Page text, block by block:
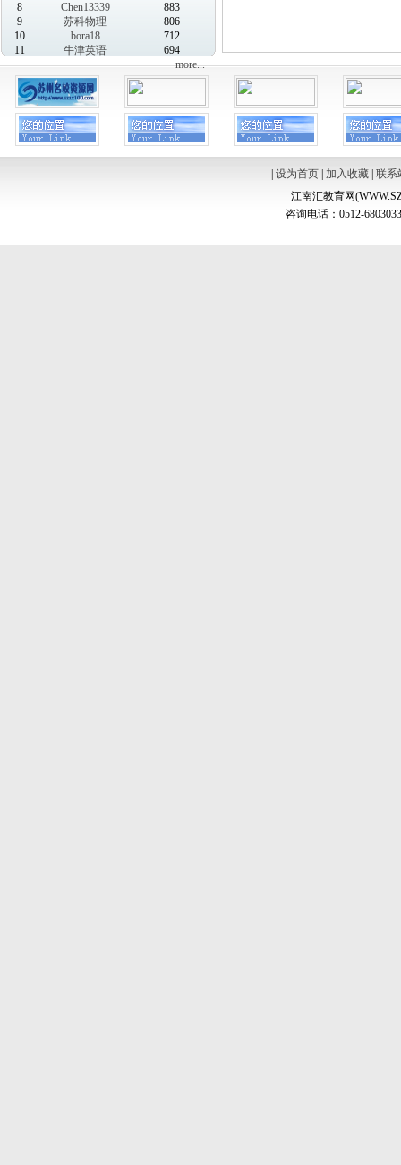
8
Chen13339
883
9
苏科物理
806
10
bora18
712
11
牛津英语
694
more...
设为首页| 加入收藏| 联系
江南汇教育网
咨询电话：0512-